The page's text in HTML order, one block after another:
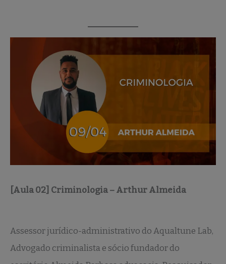
[Aula 02] Criminologia – Arthur Almeida
Assessor jurídico-administrativo do Aqualtune Lab,
Advogado criminalista e sócio fundador do